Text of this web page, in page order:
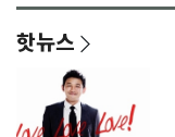
핫뉴스